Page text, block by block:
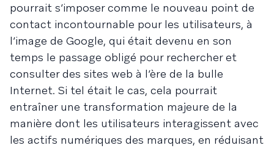
pourrait s’imposer comme le nouveau point de
contact incontournable pour les utilisateurs, à
l’image de Google, qui était devenu en son
temps le passage obligé pour rechercher et
consulter des sites web à l’ère de la bulle
Internet. Si tel était le cas, cela pourrait
entraîner une transformation majeure de la
manière dont les utilisateurs interagissent avec
les actifs numériques des marques, en réduisant